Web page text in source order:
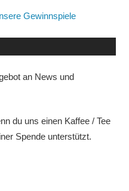
Gewinnspiele
an News und
du uns einen Kaffee / Tee
Spende unterstützt.